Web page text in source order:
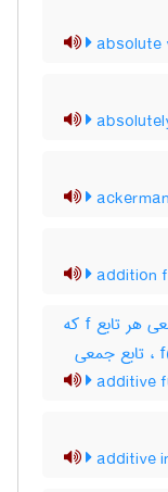
absolute
addition
تابع جمع پذیر ، تابع اضافی ، تابع جمعی هر تابع f که
additive
additive